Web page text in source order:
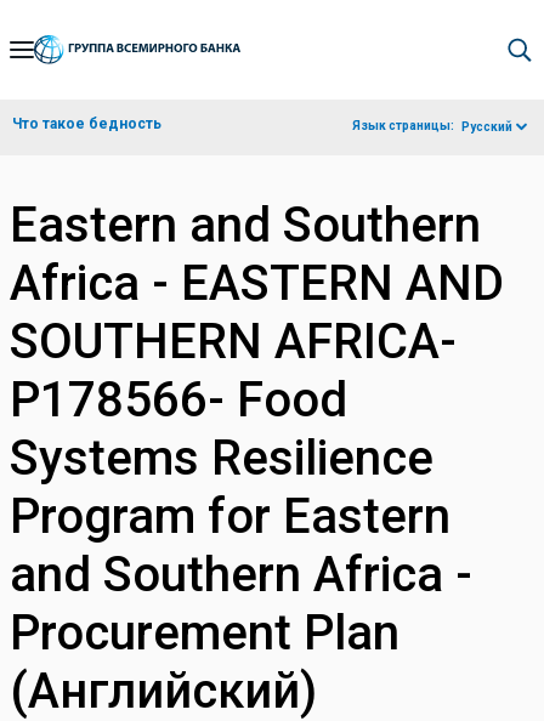
Skip
Navigation
Что такое бедность Язык страницы: Русский
Eastern and Southern
Africa - EASTERN AND
SOUTHERN AFRICA-
P178566- Food
Systems Resilience
Program for Eastern
and Southern Africa -
Procurement Plan
(Английский)